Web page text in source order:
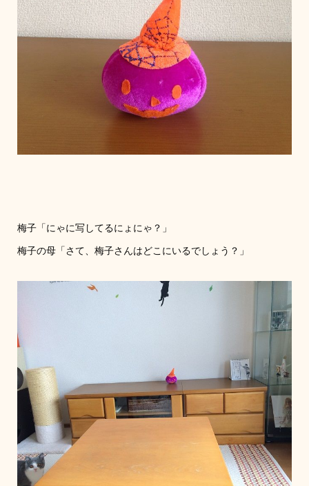
梅子「にゃに写してるにょにゃ？」
梅子の母「さて、梅子さんはどこにいるでしょう？」